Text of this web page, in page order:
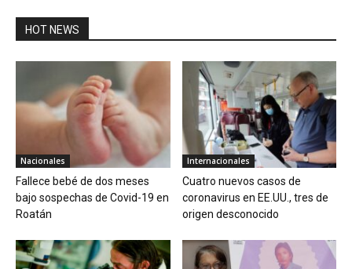
HOT NEWS
Nacionales
Fallece bebé de dos meses
bajo sospechas de Covid-19 en
Roatán
Internacionales
Cuatro nuevos casos de
coronavirus en EE.UU., tres de
origen desconocido